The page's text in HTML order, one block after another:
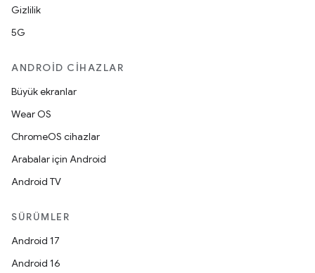
Gizlilik
5G
ANDROID CIHAZLAR
Büyük ekranlar
Wear OS
ChromeOS cihazlar
Arabalar için Android
Android TV
SÜRÜMLER
Android 17
Android 16